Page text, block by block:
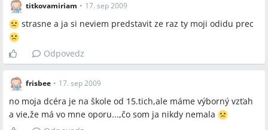
titkovamiriam • 17. sep 2009
strasne a ja si neviem predstavit ze raz ty moji odidu prec
Odpovedz
frisbee • 17. sep 2009
no moja dcéra je na škole od 15.tich,ale máme výborný vzťah
a vie,že má vo mne oporu...,čo som ja nikdy nemala